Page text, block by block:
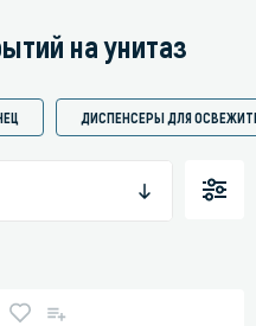
на унитаз
ДИСПЕНСЕРЫ ДЛЯ